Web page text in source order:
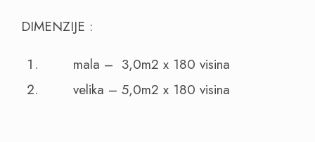
DIMENZIJE :
mala – 3,0m2 x 180 visina
velika – 5,0m2 x 180 visina